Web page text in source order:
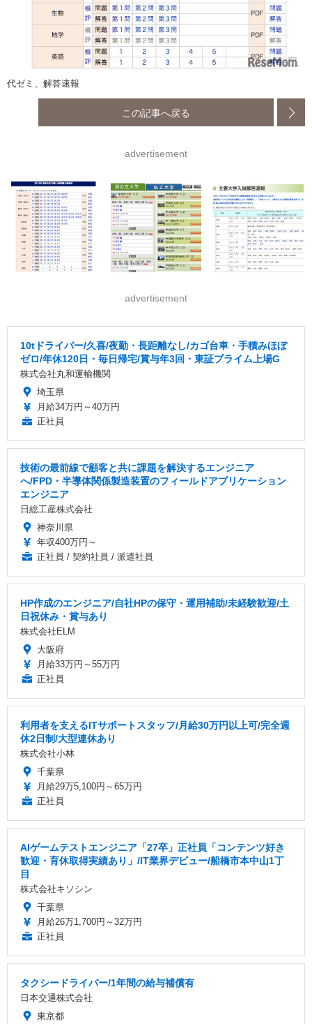
代ゼミ、解答速報
この記事へ戻る
advertisement
advertisement
10tドライバー/久喜/夜勤・長距離なし/カゴ台車・手積みほぼ
ゼロ/年休120日・毎日帰宅/賞与年3回・東証プライム上場G
株式会社丸和運輸機関
埼玉県
月給34万円～40万円
正社員
技術の最前線で顧客と共に課題を解決するエンジニア
へ/FPD・半導体関係製造装置のフィールドアプリケーション
エンジニア
日総工産株式会社
神奈川県
年収400万円～
正社員 / 契約社員 / 派遣社員
HP作成のエンジニア/自社HPの保守・運用補助/未経験歓迎/土
日祝休み・賞与あり
株式会社ELM
大阪府
月給33万円～55万円
正社員
利用者を支えるITサポートスタッフ/月給30万円以上可/完全週
休2日制/大型連休あり
株式会社小林
千葉県
月給29万5,100円～65万円
正社員
AIゲームテストエンジニア「27卒」正社員「コンテンツ好き
歓迎・育休取得実績あり」/IT業界デビュー/船橋市本中山1丁
目
株式会社キソシン
千葉県
月給26万1,700円～32万円
正社員
タクシードライバー/1年間の給与補償有
日本交通株式会社
東京都